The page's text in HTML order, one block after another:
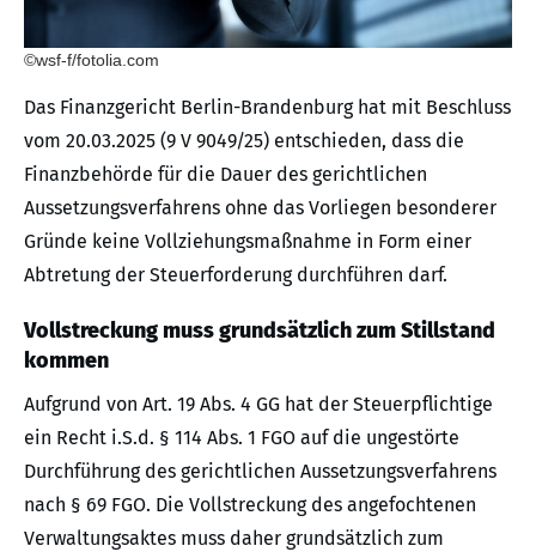
©wsf-f/fotolia.com
Das Finanzgericht Berlin-Brandenburg hat mit Beschluss
vom 20.03.2025 (9 V 9049/25) entschieden, dass die
Finanzbehörde für die Dauer des gerichtlichen
Aussetzungsverfahrens ohne das Vorliegen besonderer
Gründe keine Vollziehungsmaßnahme in Form einer
Abtretung der Steuerforderung durchführen darf.
Vollstreckung muss grundsätzlich zum Stillstand
kommen
Aufgrund von Art. 19 Abs. 4 GG hat der Steuerpflichtige
ein Recht i.S.d. § 114 Abs. 1 FGO auf die ungestörte
Durchführung des gerichtlichen Aussetzungsverfahrens
nach § 69 FGO. Die Vollstreckung des angefochtenen
Verwaltungsaktes muss daher grundsätzlich zum